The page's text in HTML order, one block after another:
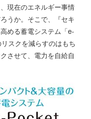
現在のエネルギー事情
うか。そこで、『セキ
める蓄電システム「e-
スクを減らすのはもち
させて、電力を自給自